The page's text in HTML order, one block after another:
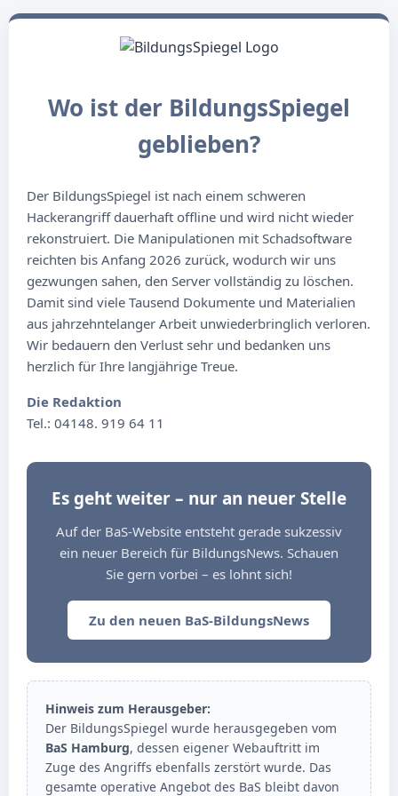
Wo ist der BildungsSpiegel
geblieben?
Der BildungsSpiegel ist nach einem schweren
Hackerangriff dauerhaft offline und wird nicht wieder
rekonstruiert. Die Manipulationen mit Schadsoftware
reichten bis Anfang 2026 zurück, wodurch wir uns
gezwungen sahen, den Server vollständig zu löschen.
Damit sind viele Tausend Dokumente und Materialien
aus jahrzehntelanger Arbeit unwiederbringlich verloren.
Wir bedauern den Verlust sehr und bedanken uns
herzlich für Ihre langjährige Treue.
Die Redaktion
Tel.: 04148. 919 64 11
Es geht weiter – nur an neuer Stelle
Auf der BaS-Website entsteht gerade sukzessiv
ein neuer Bereich für BildungsNews. Schauen
Sie gern vorbei – es lohnt sich!
Zu den neuen BaS-BildungsNews
Hinweis zum Herausgeber:
Der BildungsSpiegel wurde herausgegeben vom
BaS Hamburg, dessen eigener Webauftritt im
Zuge des Angriffs ebenfalls zerstört wurde. Das
gesamte operative Angebot des BaS bleibt davon